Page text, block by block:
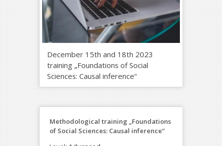
December 15th and 18th 2023
training „Foundations of Social
Sciences: Causal inference“
Methodological training „Foundations
of Social Sciences: Causal inference“